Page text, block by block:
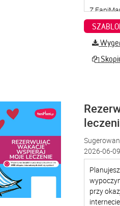
2026-06-